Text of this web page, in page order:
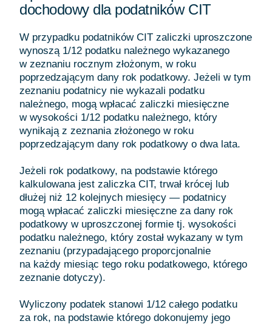
dochodowy dla podatników CIT
W przypadku podatników CIT zaliczki uproszczone
wynoszą 1/12 podatku należnego wykazanego
w zeznaniu rocznym złożonym, w roku
poprzedzającym dany rok podatkowy. Jeżeli w tym
zeznaniu podatnicy nie wykazali podatku
należnego, mogą wpłacać zaliczki miesięczne
w wysokości 1/12 podatku należnego, który
wynikają z zeznania złożonego w roku
poprzedzającym dany rok podatkowy o dwa lata.
Jeżeli rok podatkowy, na podstawie którego
kalkulowana jest zaliczka CIT, trwał krócej lub
dłużej niż 12 kolejnych miesięcy — podatnicy
mogą wpłacać zaliczki miesięczne za dany rok
podatkowy w uproszczonej formie tj. wysokości
podatku należnego, który został wykazany w tym
zeznaniu (przypadającego proporcjonalnie
na każdy miesiąc tego roku podatkowego, którego
zeznanie dotyczy).
Wyliczony podatek stanowi 1/12 całego podatku
za rok, na podstawie którego dokonujemy jego